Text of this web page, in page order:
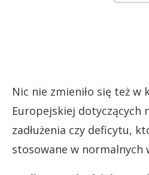
Nic nie zmieniło się też w
Europejskiej dotyczących
zadłużenia czy deficytu,
stosowane w normalnych